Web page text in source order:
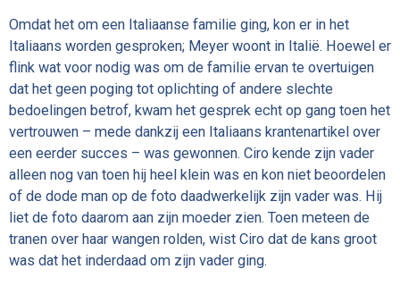
Omdat het om een Italiaanse familie ging, kon er in het
Italiaans worden gesproken; Meyer woont in Italië. Hoewel er
flink wat voor nodig was om de familie ervan te overtuigen
dat het geen poging tot oplichting of andere slechte
bedoelingen betrof, kwam het gesprek echt op gang toen het
vertrouwen – mede dankzij een Italiaans krantenartikel over
een eerder succes – was gewonnen. Ciro kende zijn vader
alleen nog van toen hij heel klein was en kon niet beoordelen
of de dode man op de foto daadwerkelijk zijn vader was. Hij
liet de foto daarom aan zijn moeder zien. Toen meteen de
tranen over haar wangen rolden, wist Ciro dat de kans groot
was dat het inderdaad om zijn vader ging.